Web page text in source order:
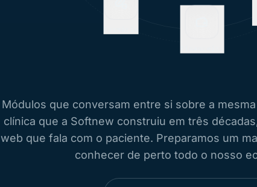
Módulos que conversam entre si sobre a
clínica que a Softnew construiu em três
web que fala com o paciente. Preparamos um
conhecer de perto todo o nosso